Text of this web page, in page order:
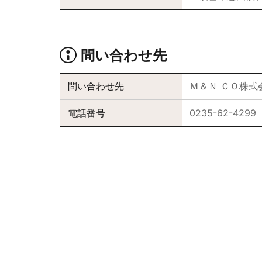
問い合わせ先
問い合わせ先 Ｍ＆Ｎ ＣＯ株式
電話番号 0235-62-4299